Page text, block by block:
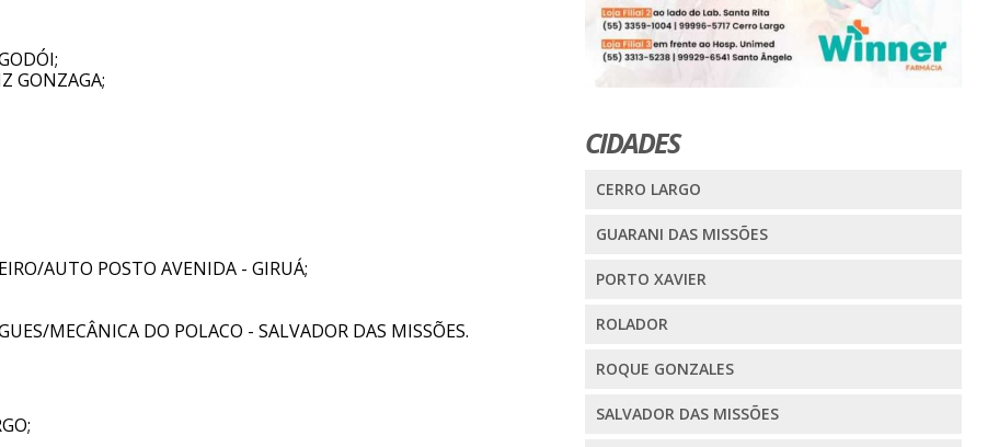
GONZAGA;
AUTO POSTO AVENIDA - GIRUÁ;
MECÂNICA DO POLACO - SALVADOR DAS MISSÕES.
CIDADES
CERRO LARGO
GUARANI DAS MISSÕES
PORTO XAVIER
ROLADOR
ROQUE GONZALES
SALVADOR DAS MISSÕES